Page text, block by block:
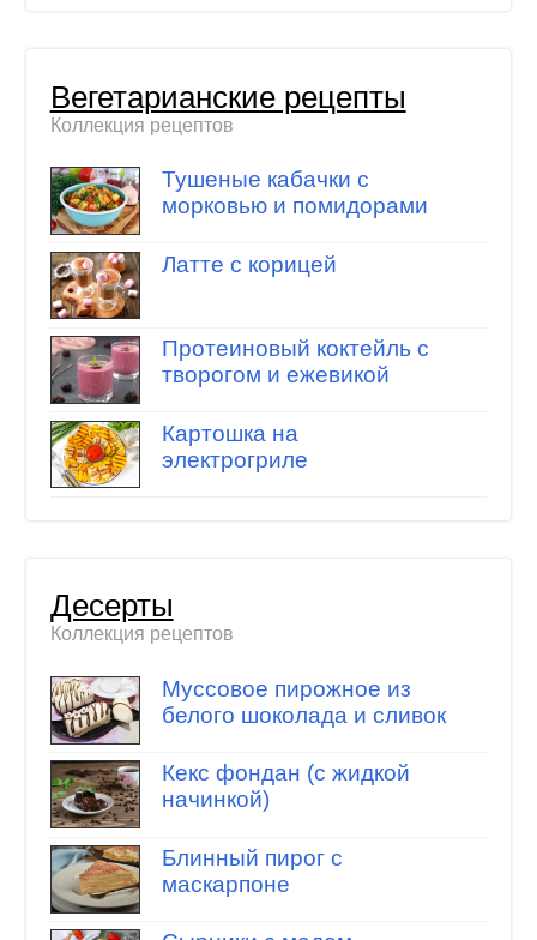
Вегетарианские рецепты
Коллекция рецептов
Тушеные кабачки с
морковью и помидорами
Латте с корицей
Протеиновый коктейль с
творогом и ежевикой
Картошка на
электрогриле
Десерты
Коллекция рецептов
Муссовое пирожное из
белого шоколада и сливок
Кекс фондан (с жидкой
начинкой)
Блинный пирог с
маскарпоне